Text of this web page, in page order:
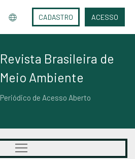
CADASTRO ACESSO
Revista Brasileira de
Meio Ambiente
Periódico de Acesso Aberto